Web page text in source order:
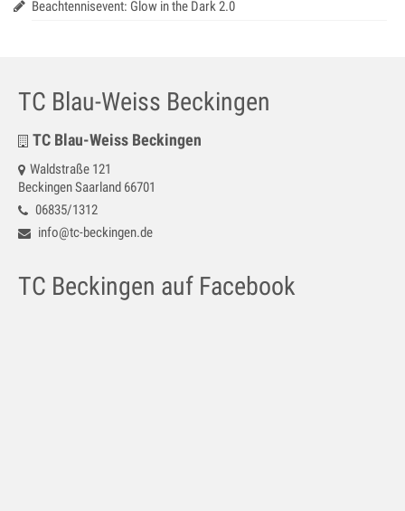
Beachtennisevent: Glow in the Dark 2.0
TC Blau-Weiss Beckingen
TC Blau-Weiss Beckingen
Waldstraße 121
Beckingen Saarland 66701
06835/1312
info@tc-beckingen.de
TC Beckingen auf Facebook